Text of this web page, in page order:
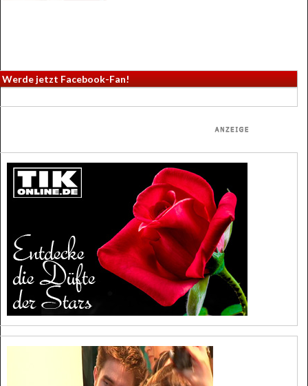
Werde jetzt Facebook-Fan!